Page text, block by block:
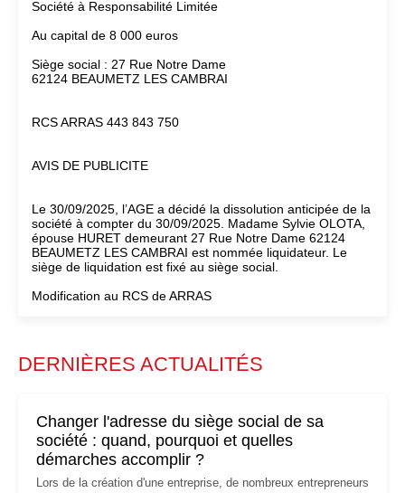
Société à Responsabilité Limitée
Au capital de 8 000 euros
Siège social : 27 Rue Notre Dame
62124 BEAUMETZ LES CAMBRAI
RCS ARRAS 443 843 750
AVIS DE PUBLICITE
Le 30/09/2025, l’AGE a décidé la dissolution anticipée de la
société à compter du 30/09/2025. Madame Sylvie OLOTA,
épouse HURET demeurant 27 Rue Notre Dame 62124
BEAUMETZ LES CAMBRAI est nommée liquidateur. Le
siège de liquidation est fixé au siège social.
Modification au RCS de ARRAS
DERNIÈRES ACTUALITÉS
Changer l'adresse du siège social de sa
société : quand, pourquoi et quelles
démarches accomplir ?
Lors de la création d'une entreprise, de nombreux entrepreneurs